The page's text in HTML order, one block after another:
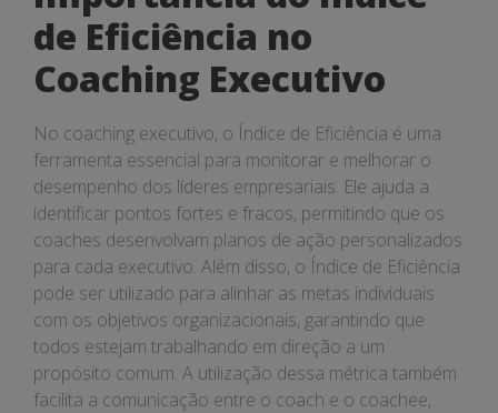
de Eficiência no
Coaching Executivo
No coaching executivo, o Índice de Eficiência é uma
ferramenta essencial para monitorar e melhorar o
desempenho dos líderes empresariais. Ele ajuda a
identificar pontos fortes e fracos, permitindo que os
coaches desenvolvam planos de ação personalizados
para cada executivo. Além disso, o Índice de Eficiência
pode ser utilizado para alinhar as metas individuais
com os objetivos organizacionais, garantindo que
todos estejam trabalhando em direção a um
propósito comum. A utilização dessa métrica também
facilita a comunicação entre o coach e o coachee,